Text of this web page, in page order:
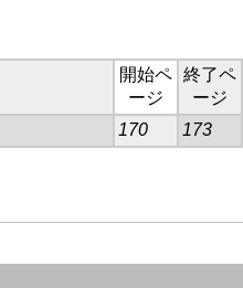
開始ペ
ージ
終了ペ
ージ
170 173